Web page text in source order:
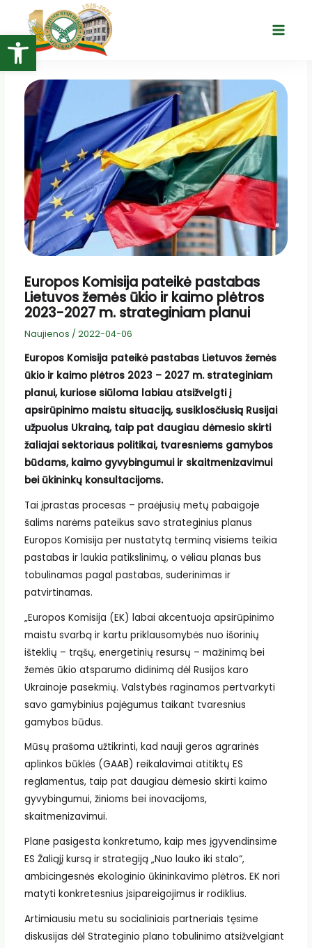
Open toolbar
turinio
Main
Europos Komisija pateikė pastabas
Lietuvos žemės ūkio ir kaimo plėtros
2023-2027 m. strateginiam planui
Naujienos / 2022-04-06
Europos Komisija pateikė pastabas Lietuvos žemės
ūkio ir kaimo plėtros 2023 – 2027 m. strateginiam
planui, kuriose siūloma labiau atsižvelgti į
apsirūpinimo maistu situaciją, susiklosčiusią Rusijai
užpuolus Ukrainą, taip pat daugiau dėmesio skirti
žaliajai sektoriaus politikai, tvaresniems gamybos
būdams, kaimo gyvybingumui ir skaitmenizavimui
bei ūkininkų konsultacijoms.
Tai įprastas procesas – praėjusių metų pabaigoje
šalims narėms pateikus savo strateginius planus
Europos Komisija per nustatytą terminą visiems teikia
pastabas ir laukia patikslinimų, o vėliau planas bus
tobulinamas pagal pastabas, suderinimas ir
patvirtinamas.
„Europos Komisija (EK) labai akcentuoja apsirūpinimo
maistu svarbą ir kartu priklausomybės nuo išorinių
išteklių – trąšų, energetinių resursų – mažinimą bei
žemės ūkio atsparumo didinimą dėl Rusijos karo
Ukrainoje pasekmių. Valstybės raginamos pertvarkyti
savo gamybinius pajėgumus taikant tvaresnius
gamybos būdus.
Mūsų prašoma užtikrinti, kad nauji geros agrarinės
aplinkos būklės (GAAB) reikalavimai atitiktų ES
reglamentus, taip pat daugiau dėmesio skirti kaimo
gyvybingumui, žinioms bei inovacijoms,
skaitmenizavimui.
Plane pasigesta konkretumo, kaip mes įgyvendinsime
ES Žaliąjį kursą ir strategiją „Nuo lauko iki stalo“,
ambicingesnės ekologinio ūkininkavimo plėtros. EK nori
matyti konkretesnius įsipareigojimus ir rodiklius.
Artimiausiu metu su socialiniais partneriais tęsime
diskusijas dėl Strateginio plano tobulinimo atsižvelgiant